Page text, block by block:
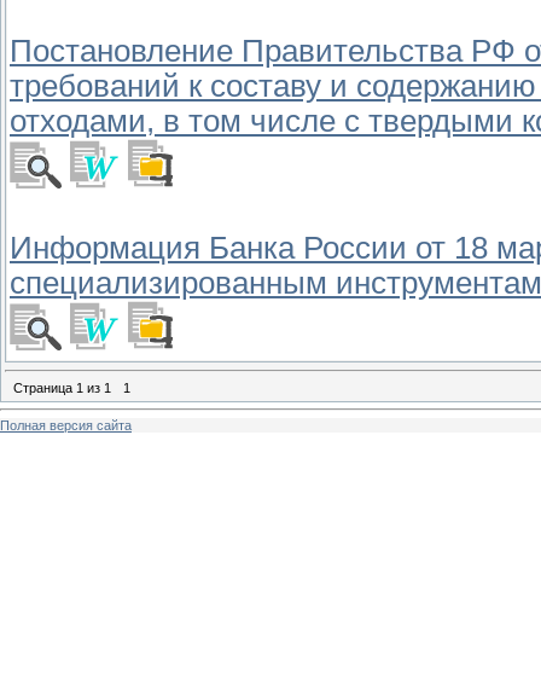
Постановление Правительства РФ
требований к составу и
отходами, в том числе с твердыми
Информация Банка России от 18
специализированным
Страница 1 из 1 1
Полная версия сайта